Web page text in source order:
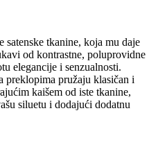
satenske tkanine, koja mu daje
od kontrastne, poluprovidne
elegancije i senzualnosti.
preklopima pružaju klasičan i
kaišem od iste tkanine,
siluetu i dodajući dodatnu